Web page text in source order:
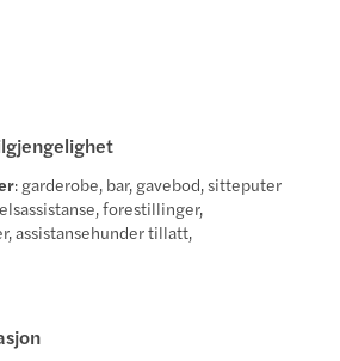
: garderobe, bar, gavebod, sitteputer
forestillinger,
assistansehunder tillatt,